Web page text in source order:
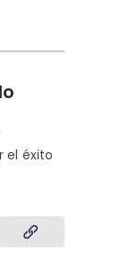
el éxito